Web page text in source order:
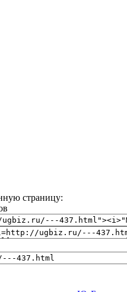
страницу: